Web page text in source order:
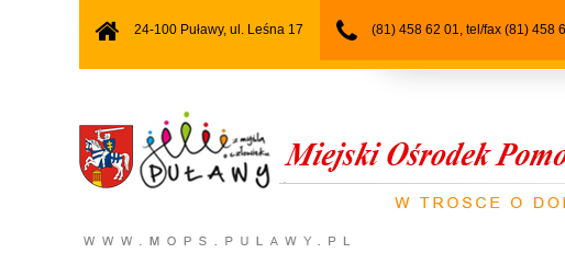
24-100 Puławy, ul. Leśna 17 (81) 458 62 01, tel/fax (81) 458